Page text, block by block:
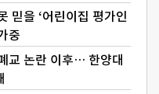
믿을 ‘어린이집 평가인
중
교 논란 이후… 한양대